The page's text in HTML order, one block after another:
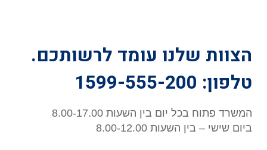
הצוות שלנו עומד לרשותכם.
טלפון: 1599-555-200
המשרד פתוח בכל יום בין השעות 8.00-17.00
ביום שישי – בין השעות 8.00-12.00